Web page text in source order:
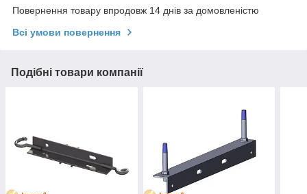
Повернення товару впродовж 14 днів за домовленістю
Всі умови повернення
Подібні товари компанії